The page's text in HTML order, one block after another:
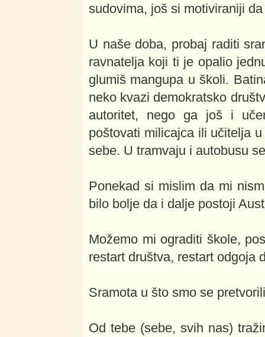
sudovima, još si motiviraniji
U naše doba, probaj raditi
ravnatelja koji ti je opalio
glumiš mangupa u školi.
neko kvazi demokratsko
autoritet, nego ga još i
poštovati milicajca ili učitelja
sebe. U tramvaju i autobusu
Ponekad si mislim da mi
bilo bolje da i dalje postoji
Možemo mi ograditi škole,
restart društva, restart odgoja
Sramota u što smo se
Od tebe (sebe, svih nas)